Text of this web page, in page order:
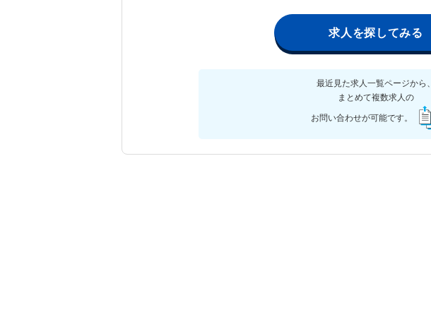
求人を探してみる
最近見た求人一覧ページから、
まとめて複数求人の
お問い合わせが可能です。